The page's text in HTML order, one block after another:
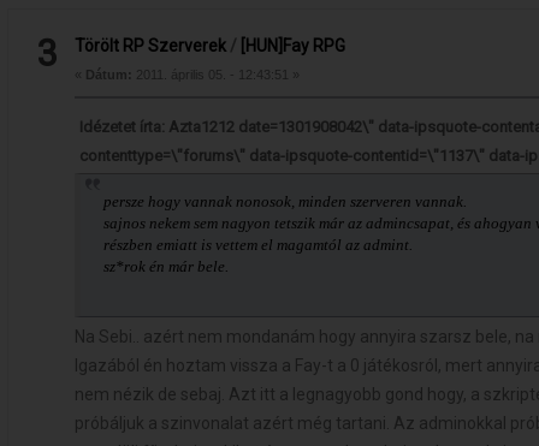
3 Törölt RP Szerverek / [HUN]Fay RPG
« Dátum: 2011. április 05. - 12:43:51 »
Idézetet írta: Azta1212 date=1301908042\" data-ipsquote-
contenttype=\"forums\" data-ipsquote-contentid=\"1137\" data-
persze hogy vannak nonosok, minden szerveren vannak.
sajnos nekem sem nagyon tetszik már az admincsapat, és
részben emiatt is vettem el magamtól az admint.
sz*rok én már bele.
Na Sebi.. azért nem mondanám hogy annyira szarsz bele, na
Igazából én hoztam vissza a Fay-t a 0 játékosról, mert
nem nézik de sebaj. Azt itt a legnagyobb gond hogy, a
próbáljuk a szinvonalat azért még tartani. Az adminokkal